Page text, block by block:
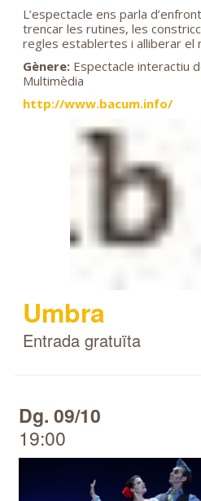
L’espectacle ens parla
trencar les rutines, les
regles establertes i alliberar el
Gènere: Espectacle interactiu
Multimèdia
http://www.bacum.info/
Umbra
Entrada gratuïta
Dg. 09/10
19:00